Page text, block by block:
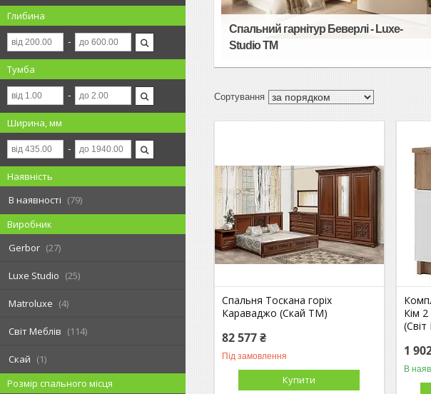
Глибина
Тумба
Ширина, мм
Наявність
В наявності
79
Виробник
Gerbor
27
Luxe Studio 25
Matroluxe 4
Світ Меблів 114
Скай
1
Розмір спального місця
Спальний гарнітур Беверлі - Luxe-
Studio TM
Спальня Тоскана горіх
Караваджо (Скай TM)
82 577 ₴
Під замовлення
Купити
Кім
1
В